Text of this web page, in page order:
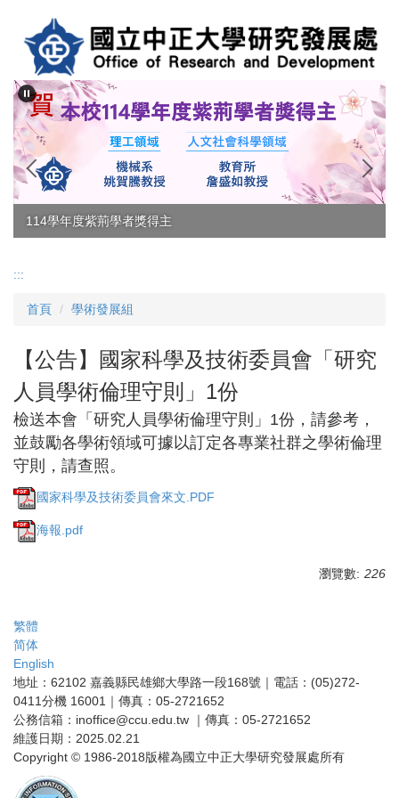
內
容
區
114學年度紫荊學者獎得主
:::
首頁 學術發展組
【公告】國家科學及技術委員會「研究
人員學術倫理守則」1份
檢送本會「研究人員學術倫理守則」1份，請參考，
並鼓勵各學術領域可據以訂定各專業社群之學術倫理
守則，請查照。
國家科學及技術委員會來文.PDF
海報.pdf
瀏覽數: 226
繁體
简体
English
地址：62102 嘉義縣民雄鄉大學路一段168號｜電話：(05)272-
0411分機 16001｜傳真：05-2721652
公務信箱：inoffice@ccu.edu.tw ｜傳真：05-2721652
維護日期：2025.02.21
Copyright © 1986-2018版權為國立中正大學研究發展處所有